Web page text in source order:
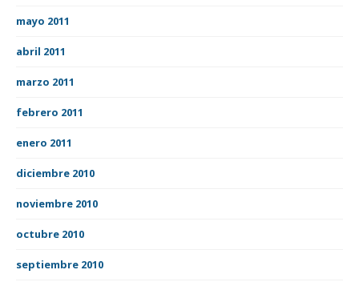
mayo 2011
abril 2011
marzo 2011
febrero 2011
enero 2011
diciembre 2010
noviembre 2010
octubre 2010
septiembre 2010